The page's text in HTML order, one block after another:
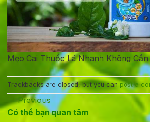
Mẹo Cai Thuốc Lá Nhanh Không
Trackbacks are closed, but you can post a
←Previous
Có thể bạn quan tâm